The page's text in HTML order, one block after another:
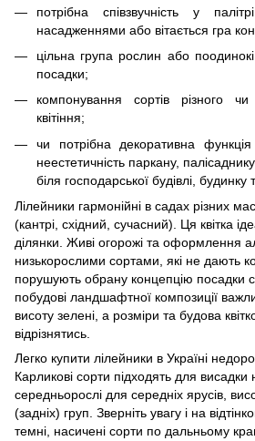
потрібна співзвучність у
насадженнями або вітається гра
цільна група рослин або поодинокі
посадки;
компонування сортів різного
квітіння;
чи потрібна декоративна
неестетичність паркану,
біля господарської будівлі, будинку
Лілейники гармонійні в садах різних
(кантрі, східний, сучасний). Ця квітка
ділянки. Живі огорожі та оформлення
низькорослими сортами, які не дають
порушують обрану концепцію посадки
побудові ландшафтної композиції
висоту зелені, а розміри та будова
відрізнятись.
Легко купити лілейники в Україні
Карликові сорти підходять для
середньорослі для середніх ярусів,
(задніх) груп. Зверніть увагу і на
темні, насичені сорти по дальньому